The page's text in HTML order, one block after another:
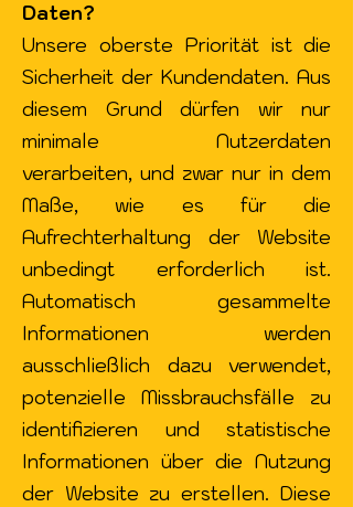
Daten?
Unsere oberste Priorität ist die
Sicherheit der Kundendaten. Aus
diesem Grund dürfen wir nur
minimale Nutzerdaten
verarbeiten, und zwar nur in dem
Maße, wie es für die
Aufrechterhaltung der Website
unbedingt erforderlich ist.
Automatisch gesammelte
Informationen werden
ausschließlich dazu verwendet,
potenzielle Missbrauchsfälle zu
identifizieren und statistische
Informationen über die Nutzung
der Website zu erstellen. Diese